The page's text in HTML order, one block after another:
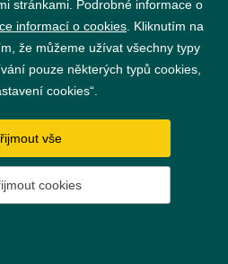
webProgress
stránkami. Podrobné informace o
informací o cookies . Kliknutím na
že můžeme užívat všechny typy
pouze některých typů cookies,
cookies“.
vše
cookies